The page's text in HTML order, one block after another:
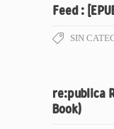
Feed :
SIN
re:publica
Book)